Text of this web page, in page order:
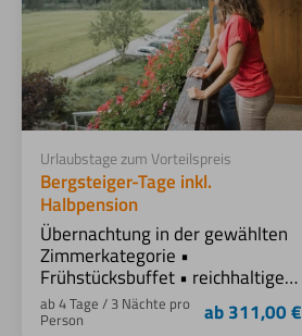
Urlaubstage zum Vorteilspreis
Bergsteiger-Tage inkl.
Halbpension
Übernachtung in der gewählten
Zimmerkategorie •
Frühstücksbuffet • reichhaltiges
Abendbuffet mit regionalen
Gerichten: Auswahl an Salaten,
ab 4 Tage / 3 Nächte pro
Person ab 311,00 €